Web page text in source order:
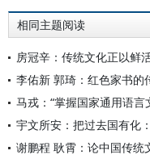
相同主题阅读
房冠辛：传统文化正以鲜
李佑新 郭琦：红色家书的
马戎：“掌握国家通用语
宇文所安：把过去国有化
谢鹏程 耿霄：论中国传统